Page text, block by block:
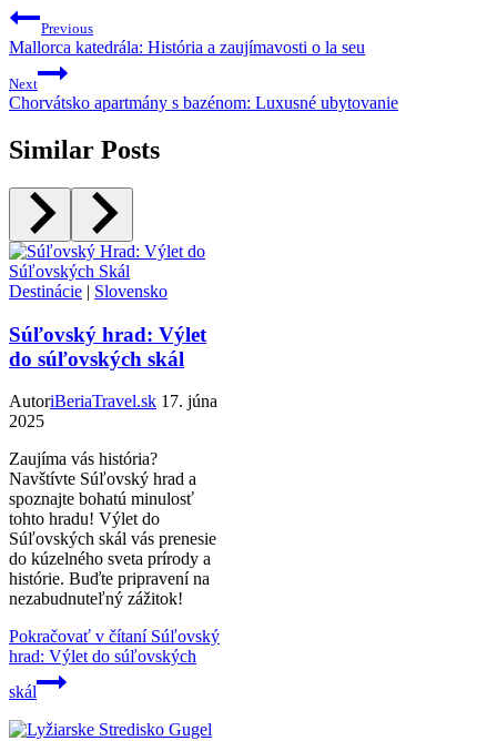
Previous
Mallorca katedrála: História a zaujímavosti o la seu
Next
Chorvátsko apartmány s bazénom: Luxusné ubytovanie
Similar Posts
Destinácie | Slovensko
Súľovský hrad: Výlet
do súľovských skál
AutoriBeriaTravel.sk 17. júna
2025
Zaujíma vás história?
Navštívte Súľovský hrad a
spoznajte bohatú minulosť
tohto hradu! Výlet do
Súľovských skál vás prenesie
do kúzelného sveta prírody a
histórie. Buďte pripravení na
nezabudnuteľný zážitok!
Pokračovať v čítaníSúľovský
hrad: Výlet do súľovských
skál